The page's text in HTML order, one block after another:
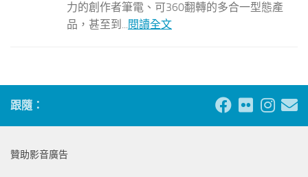
力的創作者筆電、可360翻轉的多合一型態產
品，甚至到...閱讀全文
跟隨：
贊助影音廣告